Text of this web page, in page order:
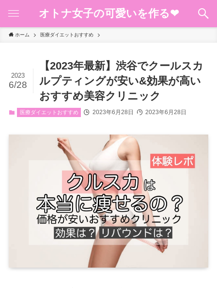
オトナ女子の可愛いを作る❤︎
ホーム 医療ダイエットおすすめ
【2023年最新】渋谷でクールスカ
ルプティングが安い&効果が高い
おすすめ美容クリニック
2023
6/28
医療ダイエットおすすめ 2023年6月28日 2023年6月28日